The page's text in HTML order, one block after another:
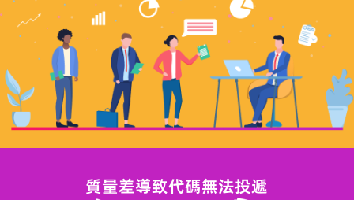
質量差導致代碼無法投遞